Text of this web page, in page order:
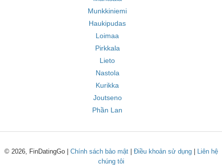
Munkkiniemi
Haukipudas
Loimaa
Pirkkala
Lieto
Nastola
Kurikka
Joutseno
Phần Lan
© 2026, FinDatingGo | Chính sách bảo mật| Điều khoản sử dụng|
Liên hệ
chúng tôi